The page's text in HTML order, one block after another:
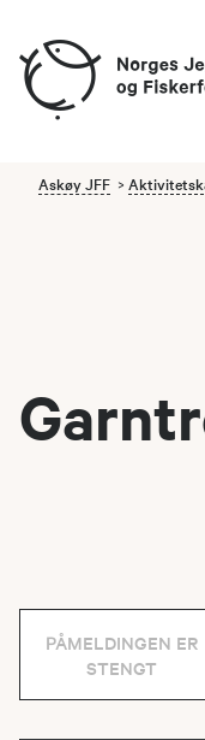
Askøy JFF
PÅMELDINGEN ER
STENGT